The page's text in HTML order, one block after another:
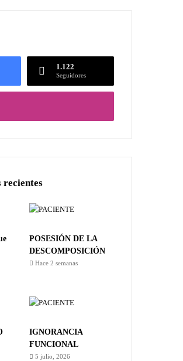
1.122
Seguidores
recientes
POSESIÓN DE LA
DESCOMPOSICIÓN
Hace 2 semanas
IGNORANCIA
FUNCIONAL
5 julio, 2026